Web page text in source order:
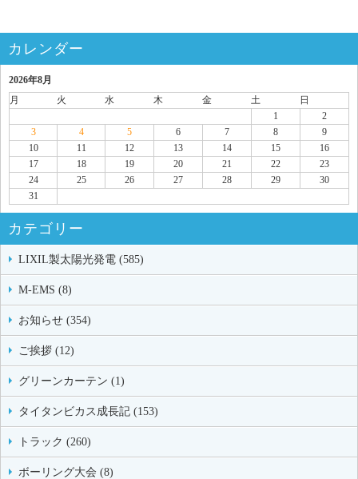
カレンダー
2026年8月
月
火 水 木 金 土
日
1
2
3
4 5 6 7 8
9
10
11 12 13 14 15
16
17
18 19 20 21 22
23
24
25 26 27 28 29
30
31
カテゴリー
LIXIL製太陽光発電 (585)
M-EMS (8)
お知らせ (354)
ご挨拶 (12)
グリーンカーテン (1)
タイタンビカス成長記 (153)
トラック (260)
ボーリング大会 (8)